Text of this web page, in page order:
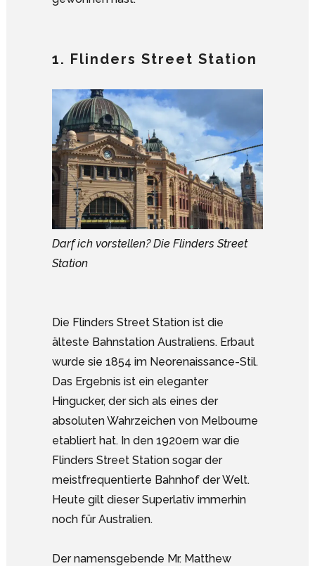
1. Flinders Street Station
Darf ich vorstellen? Die Flinders Street
Station
Die Flinders Street Station ist die
älteste Bahnstation Australiens. Erbaut
wurde sie 1854 im Neorenaissance-Stil.
Das Ergebnis ist ein eleganter
Hingucker, der sich als eines der
absoluten Wahrzeichen von Melbourne
etabliert hat. In den 1920ern war die
Flinders Street Station sogar der
meistfrequentierte Bahnhof der Welt.
Heute gilt dieser Superlativ immerhin
noch für Australien.
Der namensgebende Mr. Matthew